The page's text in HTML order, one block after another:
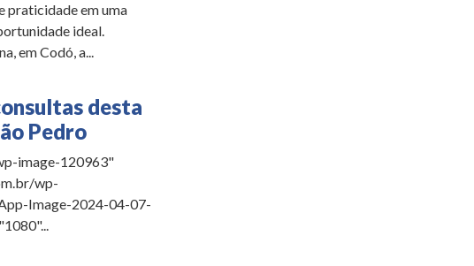
praticidade em uma
ideal.
em Codó, a...
desta
Pedro
image-120963"
wp-
Image-2024-04-07-